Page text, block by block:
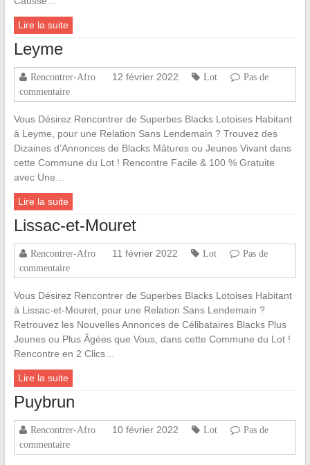
Lire la suite
Leyme
Rencontrer-Afro 12 février 2022 Lot
Pas de
commentaire
Vous Désirez Rencontrer de Superbes Blacks Lotoises Habitant
à Leyme, pour une Relation Sans Lendemain ? Trouvez des
Dizaines d’Annonces de Blacks Mâtures ou Jeunes Vivant dans
cette Commune du Lot ! Rencontre Facile & 100 % Gratuite
avec Une…
Lire la suite
Lissac-et-Mouret
Rencontrer-Afro 11 février 2022 Lot
Pas de
commentaire
Vous Désirez Rencontrer de Superbes Blacks Lotoises Habitant
à Lissac-et-Mouret, pour une Relation Sans Lendemain ?
Retrouvez les Nouvelles Annonces de Célibataires Blacks Plus
Jeunes ou Plus Âgées que Vous, dans cette Commune du Lot !
Rencontre en 2 Clics…
Lire la suite
Puybrun
Rencontrer-Afro 10 février 2022 Lot
Pas de
commentaire